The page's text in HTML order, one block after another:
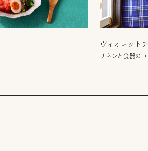
ヴィオレット
リネンと食器の